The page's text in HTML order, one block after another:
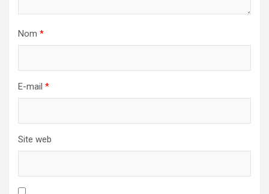
Nom *
E-mail *
Site web